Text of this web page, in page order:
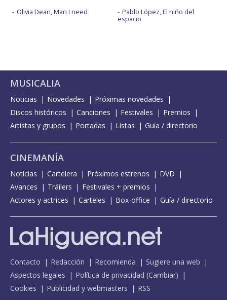
Olivia Dean, Man I need Pablo López, El niño del
espacio
MUSICALIA
Noticias Novedades
Próximas novedades
Discos históricos
Canciones Festivales
Premios
Artistas y grupos
Portadas Listas Guía / directorio
CINEMANÍA
Noticias Cartelera Próximos estrenos
DVD
Avances
Tráilers
Festivales + premios
Actores y actrices
Carteles Box-office Guía / directorio
Contacto Redacción Recomienda
Sugiere una web
Aspectos legales
Política de privacidad (Cambiar)
Cookies
Publicidad y webmasters RSS